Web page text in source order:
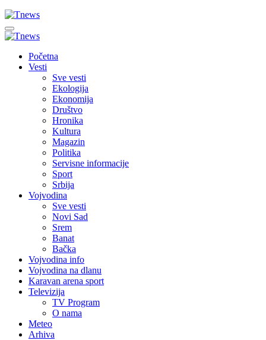
Početna
Vesti
Sve vesti
Ekologija
Ekonomija
Društvo
Hronika
Kultura
Magazin
Politika
Servisne informacije
Sport
Srbija
Vojvodina
Sve vesti
Novi Sad
Srem
Banat
Bačka
Vojvodina info
Vojvodina na dlanu
Karavan arena sport
Televizija
TV Program
O nama
Meteo
Arhiva